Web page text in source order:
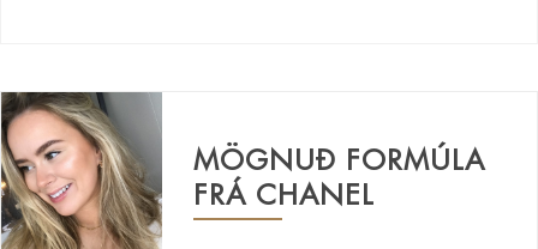
MÖGNUÐ FORMÚLA
FRÁ CHANEL